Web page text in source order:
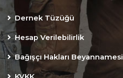
Dernek Tüzüğü
Hesap Verilebilirlik
Bağışçı Hakları Beyannamesi